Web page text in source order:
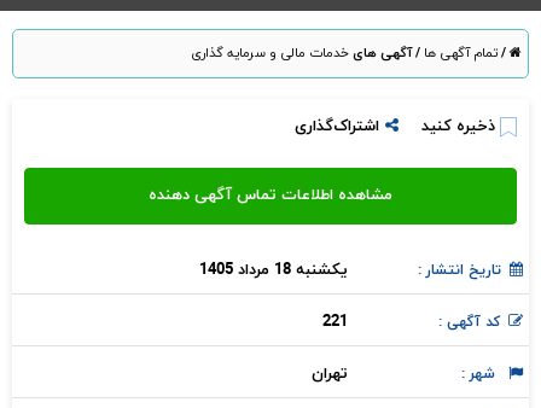
/تمام آگهی ها /آگهی هایخدمات مالی و سرمایه گذاری
ذخیره کنید اشتراک‌گذاری
تاریخ انتشار : یکشنبه 18 مرداد 1405
کد آگهی : 221
شهر : تهران